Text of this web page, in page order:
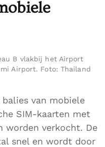
B vlakbij het Airport
Airport. Foto: Thailand
van mobiele
SIM-kaarten met
worden verkocht. De
snel en wordt door